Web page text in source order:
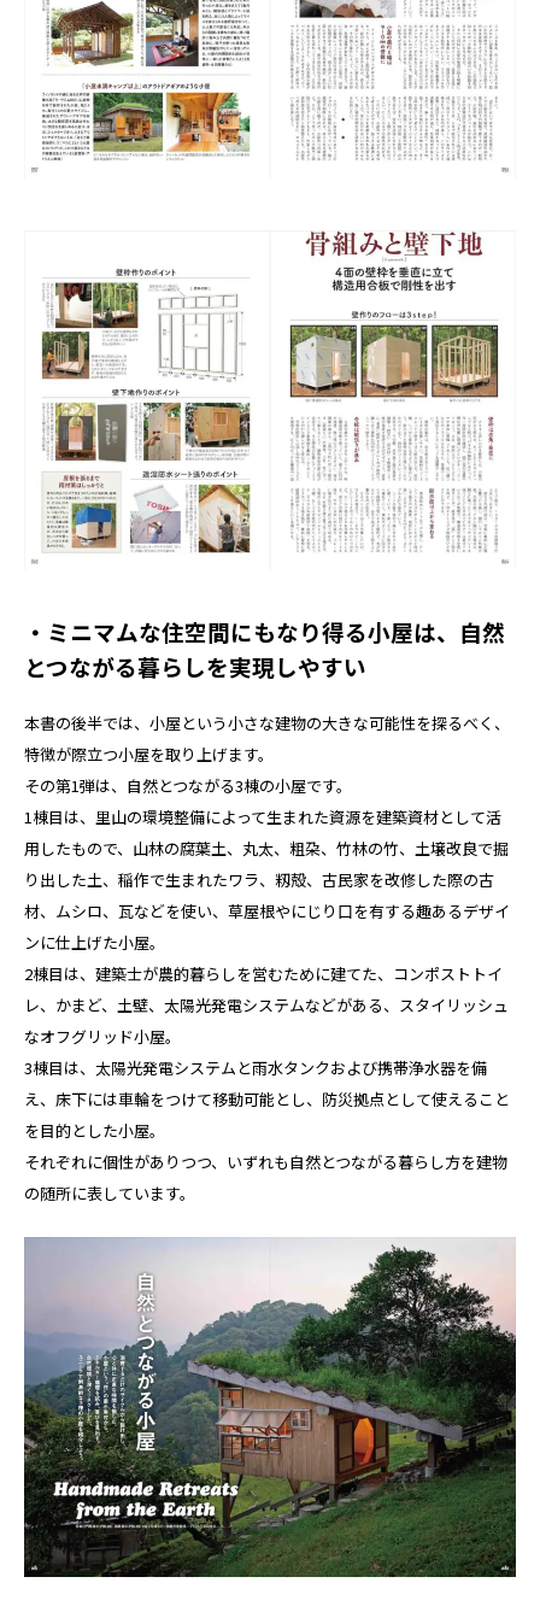
・ミニマムな住空間にもなり得る小屋は、自然
とつながる暮らしを実現しやすい
本書の後半では、小屋という小さな建物の大きな可能性を探るべく、
特徴が際立つ小屋を取り上げます。
その第1弾は、自然とつながる3棟の小屋です。
1棟目は、里山の環境整備によって生まれた資源を建築資材として活
用したもので、山林の腐葉土、丸太、粗朶、竹林の竹、土壌改良で掘
り出した土、稲作で生まれたワラ、籾殻、古民家を改修した際の古
材、ムシロ、瓦などを使い、草屋根やにじり口を有する趣あるデザイ
ンに仕上げた小屋。
2棟目は、建築士が農的暮らしを営むために建てた、コンポストトイ
レ、かまど、土壁、太陽光発電システムなどがある、スタイリッシュ
なオフグリッド小屋。
3棟目は、太陽光発電システムと雨水タンクおよび携帯浄水器を備
え、床下には車輪をつけて移動可能とし、防災拠点として使えること
を目的とした小屋。
それぞれに個性がありつつ、いずれも自然とつながる暮らし方を建物
の随所に表しています。